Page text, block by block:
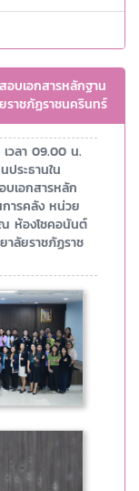
อบเอกสารหลักฐาน
ราชภัฏราชนครินทร์
วลา 09.00 น.
ประธานใน
บเอกสารหลัก
การคลัง หน่วย
ห้องโชคอนันต์
าลัยราชภัฏราช